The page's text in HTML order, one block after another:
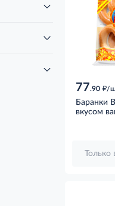
77.90 д/
Баранки
вкусом